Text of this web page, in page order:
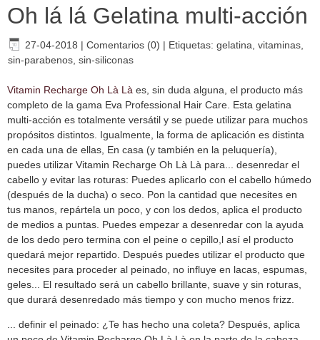
Oh lá lá Gelatina multi-acción
27-04-2018 | Comentarios (0) | Etiquetas: gelatina vitaminas
sin-parabenos sin-siliconas
Vitamin Recharge Oh Là Là es, sin duda alguna, el producto más
completo de la gama Eva Professional Hair Care. Esta gelatina
multi-acción es totalmente versátil y se puede utilizar para muchos
propósitos distintos. Igualmente, la forma de aplicación es distinta
en cada una de ellas, En casa (y también en la peluquería),
puedes utilizar Vitamin Recharge Oh Là Là para... desenredar el
cabello y evitar las roturas: Puedes aplicarlo con el cabello húmedo
(después de la ducha) o seco. Pon la cantidad que necesites en
tus manos, repártela un poco, y con los dedos, aplica el producto
de medios a puntas. Puedes empezar a desenredar con la ayuda
de los dedo pero termina con el peine o cepillo,l así el producto
quedará mejor repartido. Después puedes utilizar el producto que
necesites para proceder al peinado, no influye en lacas, espumas,
geles... El resultado será un cabello brillante, suave y sin roturas,
que durará desenredado más tiempo y con mucho menos frizz.
... definir el peinado: ¿Te has hecho una coleta? Después, aplica